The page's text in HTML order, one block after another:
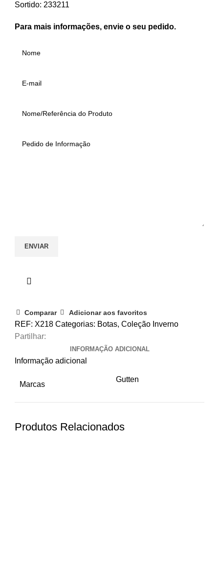
Sortido: 233211
Para mais informações, envie o seu pedido.
Comparar Adicionar aos favoritos
REF: X218 Categorias: Botas, Coleção Inverno
Partilhar:
INFORMAÇÃO ADICIONAL
Informação adicional
Marcas
Gutten
Produtos Relacionados